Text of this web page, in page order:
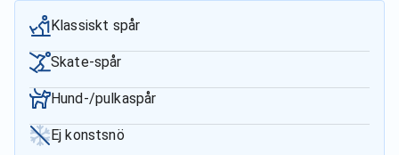
Klassiskt spår
Skate-spår
Hund-/pulkaspår
Ej konstsnö